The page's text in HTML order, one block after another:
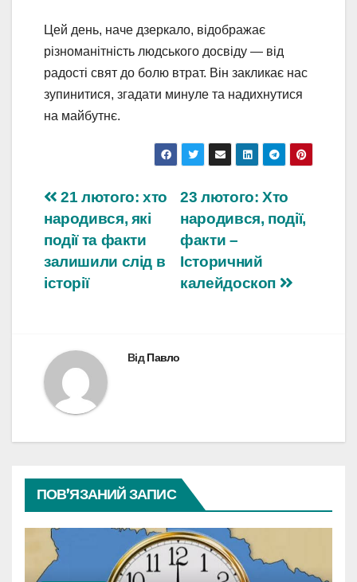
Цей день, наче дзеркало, відображає
різноманітність людського досвіду — від
радості свят до болю втрат. Він закликає нас
зупинитися, згадати минуле та надихнутися
на майбутнє.
Навігація
записів
23 лютого: Хто
народився, події,
факти –
Історичний
калейдоскоп
21 лютого: хто
народився, які
події та факти
залишили слід в
історії
ВідПавло
ПОВ’ЯЗАНИЙ ЗАПИС